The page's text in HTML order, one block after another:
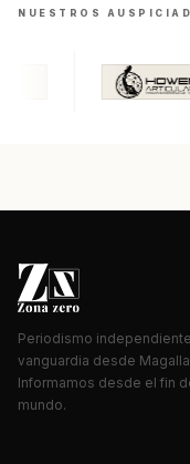
NUESTROS
Periodismo
vanguardia desde
Informamos desde el fin
mundo.